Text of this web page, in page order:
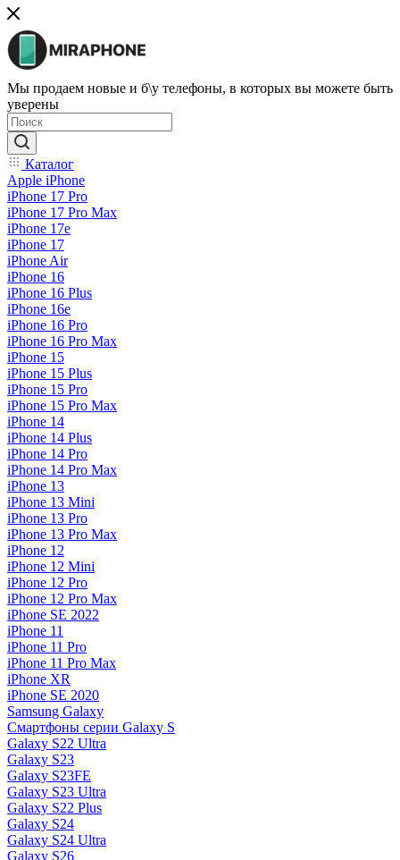
Мы продаем новые и б\у телефоны, в которых вы можете быть
уверены
Каталог
Apple iPhone
iPhone 17 Pro
iPhone 17 Pro Max
iPhone 17e
iPhone 17
iPhone Air
iPhone 16
iPhone 16 Plus
iPhone 16e
iPhone 16 Pro
iPhone 16 Pro Max
iPhone 15
iPhone 15 Plus
iPhone 15 Pro
iPhone 15 Pro Max
iPhone 14
iPhone 14 Plus
iPhone 14 Pro
iPhone 14 Pro Max
iPhone 13
iPhone 13 Mini
iPhone 13 Pro
iPhone 13 Pro Max
iPhone 12
iPhone 12 Mini
iPhone 12 Pro
iPhone 12 Pro Max
iPhone SE 2022
iPhone 11
iPhone 11 Pro
iPhone 11 Pro Max
iPhone XR
iPhone SE 2020
Samsung Galaxy
Смартфоны серии Galaxy S
Galaxy S22 Ultra
Galaxy S23
Galaxy S23FE
Galaxy S23 Ultra
Galaxy S22 Plus
Galaxy S24
Galaxy S24 Ultra
Galaxy S26